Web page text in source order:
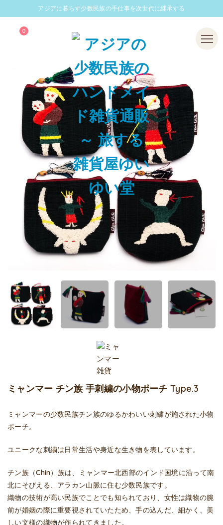
アジアに暮らす少数民族の手仕事を次世代に継承する
0 Menu
ミャンマー チン族 手刺繍の小物ポーチ Type.3
ミャンマーの少数民族チン族のゆるかわいい刺繍が施された小物
ポーチ。
ユニークな刺繍は日常生活や身近な生き物を表しています。
チン族（Chin）族は、ミャンマー北西部のインド国境に沿って南
北にそびえる、アラカン山脈に住む少数民族です。
織物の技術が高い民族でことでも知られており、女性は織物の腕
前が婚姻の際に重要視されていたため、手の込んだ、細かく、美
しい文様の織物が作られてきました。